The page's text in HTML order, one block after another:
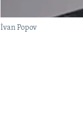
İvan Popov